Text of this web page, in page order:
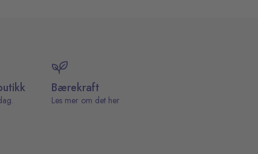
Bærekraft
Les mer om det her